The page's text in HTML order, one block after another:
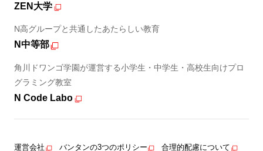
ZEN大学
N高グループと共通したあたらしい教育
N中等部
角川ドワンゴ学園が運営する小学生・中学生・高校生向けプロ
グラミング教室
N Code Labo
運営会社 バンタンの3つのポリシー 合理的配慮について